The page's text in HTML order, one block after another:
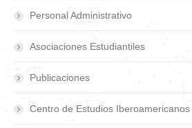
Personal Administrativo
Asociaciones Estudiantiles
Publicaciones
Centro de Estudios Iberoamericanos